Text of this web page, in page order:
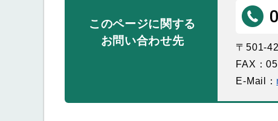
このページに関する
お問い合わせ先
〒501-
FAX：
E-Mail：